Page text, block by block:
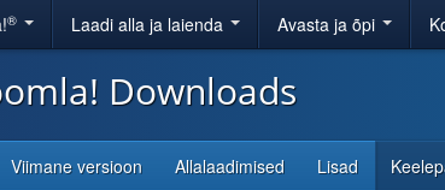
® Laadi alla ja laienda Avasta ja õpi
Downloads
Viimane versioon Allalaadimised Lisad